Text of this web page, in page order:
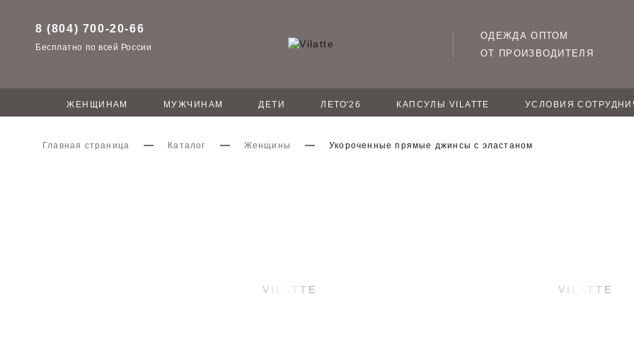
8 (804) 700-20-66
Бесплатно по всей России
ОДЕЖДА ОПТОМ
ОТ ПРОИЗВОДИТЕЛЯ
ЖЕНЩИНАМ МУЖЧИНАМ ДЕТИ ЛЕТО'26 КАПСУЛЫ VILATTE УСЛОВИЯ
Главная страница Каталог Женщины Укороченные прямые джинсы с эластаном